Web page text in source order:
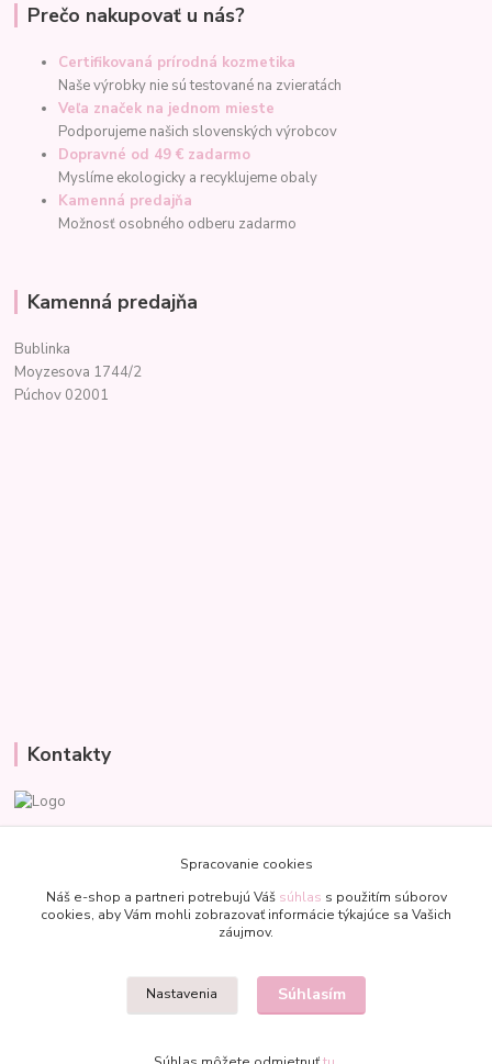
Prečo nakupovať u nás?
Certifikovaná prírodná kozmetika
Naše výrobky nie sú testované na zvieratách
Veľa značek na jednom mieste
Podporujeme našich slovenských výrobcov
Dopravné od 49 € zadarmo
Myslíme ekologicky a recyklujeme obaly
Kamenná predajňa
Možnosť osobného odberu zadarmo
Kamenná predajňa
Bublinka
Moyzesova 1744/2
Púchov 02001
Kontakty
+421 907 977 470
bublinkapu@gmail.com
Spracovanie cookies
Náš e-shop a partneri potrebujú Váš súhlas s použitím súborov
cookies, aby Vám mohli zobrazovať informácie týkajúce sa Vašich
záujmov.
Nastavenia Súhlasím